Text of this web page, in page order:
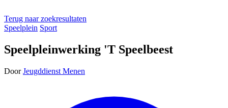
Terug naar zoekresultaten
Speelplein Sport
Speelpleinwerking 'T Speelbeest
Door Jeugddienst Menen